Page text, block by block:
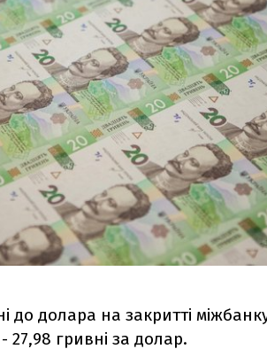
до долара на закритті
27,98 гривні за долар.